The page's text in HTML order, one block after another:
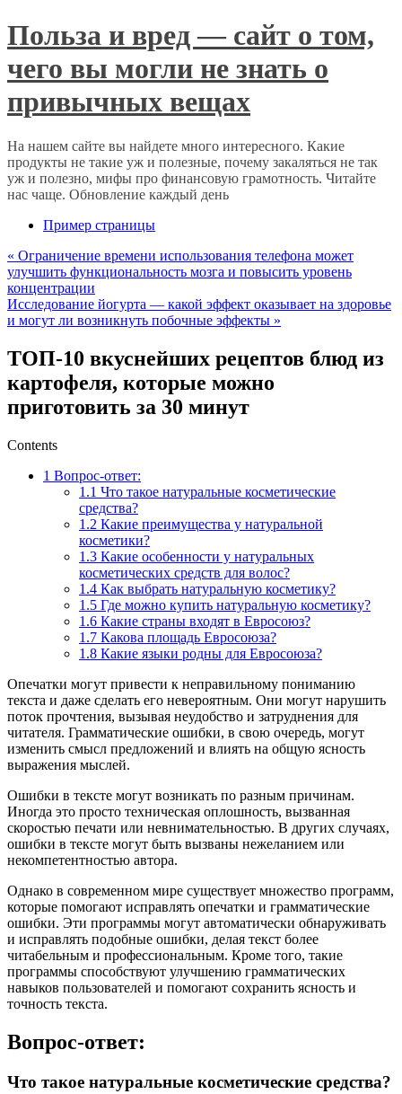
Польза и вред — сайт о том,
чего вы могли не знать о
привычных вещах
На нашем сайте вы найдете много интересного. Какие
продукты не такие уж и полезные, почему закаляться не так
уж и полезно, мифы про финансовую грамотность. Читайте
нас чаще. Обновление каждый день
Пример страницы
« Ограничение времени использования телефона может
улучшить функциональность мозга и повысить уровень
концентрации
Исследование йогурта — какой эффект оказывает на здоровье
и могут ли возникнуть побочные эффекты »
ТОП-10 вкуснейших рецептов блюд из
картофеля, которые можно
приготовить за 30 минут
Contents
1 Вопрос-ответ:
1.1 Что такое натуральные косметические
средства?
1.2 Какие преимущества у натуральной
косметики?
1.3 Какие особенности у натуральных
косметических средств для волос?
1.4 Как выбрать натуральную косметику?
1.5 Где можно купить натуральную косметику?
1.6 Какие страны входят в Евросоюз?
1.7 Какова площадь Евросоюза?
1.8 Какие языки родны для Евросоюза?
Опечатки могут привести к неправильному пониманию
текста и даже сделать его невероятным. Они могут нарушить
поток прочтения, вызывая неудобство и затруднения для
читателя. Грамматические ошибки, в свою очередь, могут
изменить смысл предложений и влиять на общую ясность
выражения мыслей.
Ошибки в тексте могут возникать по разным причинам.
Иногда это просто техническая оплошность, вызванная
скоростью печати или невнимательностью. В других случаях,
ошибки в тексте могут быть вызваны нежеланием или
некомпетентностью автора.
Однако в современном мире существует множество программ,
которые помогают исправлять опечатки и грамматические
ошибки. Эти программы могут автоматически обнаруживать
и исправлять подобные ошибки, делая текст более
читабельным и профессиональным. Кроме того, такие
программы способствуют улучшению грамматических
навыков пользователей и помогают сохранить ясность и
точность текста.
Вопрос-ответ:
Что такое натуральные косметические средства?